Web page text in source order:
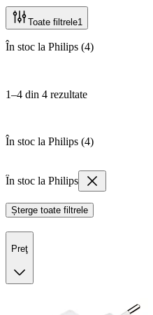
Toate filtrele1
În stoc la Philips (4)
1–4 din 4 rezultate
În stoc la Philips (4)
În stoc la Philips
Șterge toate filtrele
Preţ